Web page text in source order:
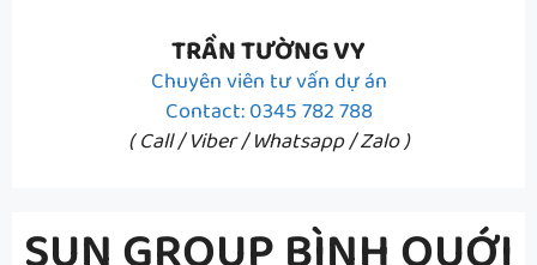
TRẦN TƯỜNG VY
Chuyên viên tư vấn dự án
Contact: 0345 782 788
( Call / Viber / Whatsapp / Zalo )